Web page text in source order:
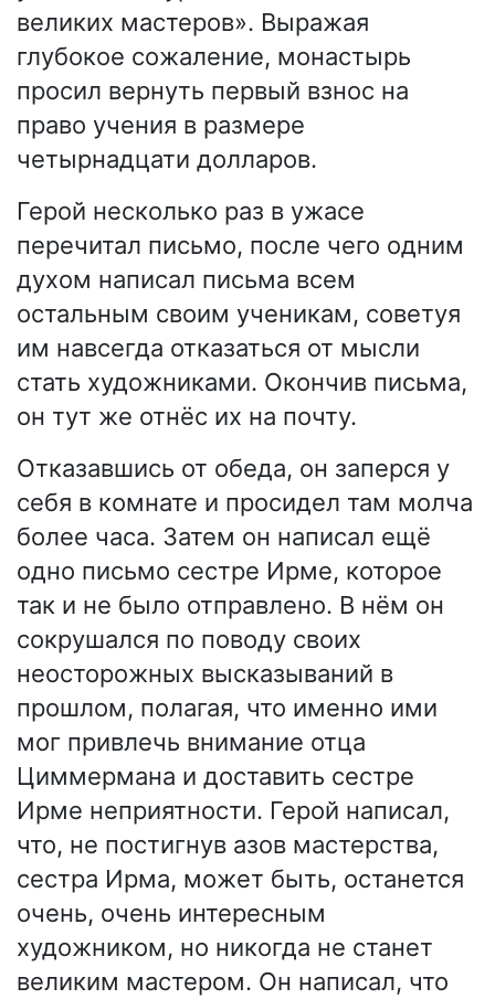
великих мастеров». Выражая
глубокое сожаление, монастырь
просил вернуть первый взнос на
право учения в размере
четырнадцати долларов.
Герой несколько раз в ужасе
перечитал письмо, после чего одним
духом написал письма всем
остальным своим ученикам, советуя
им навсегда отказаться от мысли
стать художниками. Окончив письма,
он тут же отнёс их на почту.
Отказавшись от обеда, он заперся у
себя в комнате и просидел там молча
более часа. Затем он написал ещё
одно письмо сестре Ирме, которое
так и не было отправлено. В нём он
сокрушался по поводу своих
неосторожных высказываний в
прошлом, полагая, что именно ими
мог привлечь внимание отца
Циммермана и доставить сестре
Ирме неприятности. Герой написал,
что, не постигнув азов мастерства,
сестра Ирма, может быть, останется
очень, очень интересным
художником, но никогда не станет
великим мастером. Он написал, что